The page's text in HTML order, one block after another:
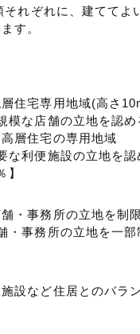
れぞれに、建ててよ
す。
宅専用地域(高さ
な店舗の立地を認め
層住宅の専用地域
利便施設の立地を認
】
事務所の立地を制
事務所の立地を一部
設など住居とのバラ